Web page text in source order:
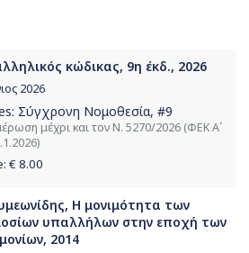
κώδικας, 9η έκδ., 2026
2026
Σύγχρονη Νομοθεσία, #9
μέχρι και τον Ν. 5270/2026 (ΦΕΚ Α΄
€ 8.00
Η μονιμότητα των
υπαλλήλων στην εποχή των
2014